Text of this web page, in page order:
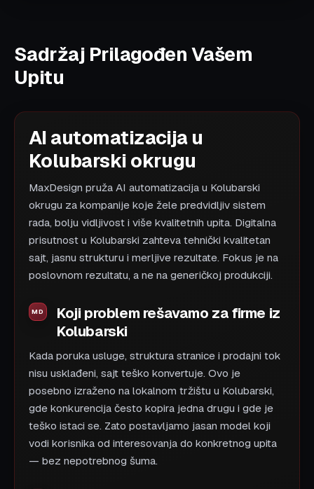
Sadržaj Prilagođen Vašem
Upitu
AI automatizacija u
Kolubarski okrugu
MaxDesign pruža AI automatizacija u Kolubarski
okrugu za kompanije koje žele predvidljiv sistem
rada, bolju vidljivost i više kvalitetnih upita. Digitalna
prisutnost u Kolubarski zahteva tehnički kvalitetan
sajt, jasnu strukturu i merljive rezultate. Fokus je na
poslovnom rezultatu, a ne na generičkoj produkciji.
Koji problem rešavamo za firme iz
Kolubarski
Kada poruka usluge, struktura stranice i prodajni tok
nisu usklađeni, sajt teško konvertuje. Ovo je
posebno izraženo na lokalnom tržištu u Kolubarski,
gde konkurencija često kopira jedna drugu i gde je
teško istaci se. Zato postavljamo jasan model koji
vodi korisnika od interesovanja do konkretnog upita
— bez nepotrebnog šuma.